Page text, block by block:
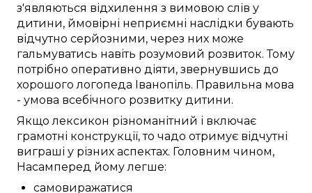
з'являються відхилення з вимовою слів у
дитини, ймовірні неприємні наслідки бувають
відчутно серйозними, через них може
гальмуватись навіть розумовий розвиток.Тому
потрібно оперативно діяти, звернувшись до
хорошого логопеда Іванопіль. Правильна мова
- умова всебічного розвитку дитини.
Якщолексикон різноманітний і включає
грамотні конструкції, то чадо отримує відчутні
виграші у різних аспектах. Головним чином,
Насамперед йомулегше:
самовиражатися